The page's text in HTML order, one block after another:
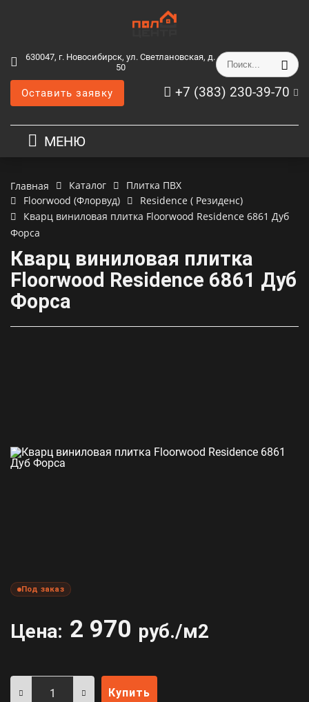
630047, г. Новосибирск, ул. Светлановская, д.
50
+7 (383) 230-39-70
Оставить заявку
МЕНЮ
Главная Каталог
Плитка ПВХ
Floorwood (Флорвуд)
Residence ( Резиденс)
Кварц виниловая плитка Floorwood Residence 6861 Дуб
Форса
Кварц виниловая плитка
Floorwood Residence 6861 Дуб
Форса
Под заказ
Цена: 2 970 руб./м2
Купить